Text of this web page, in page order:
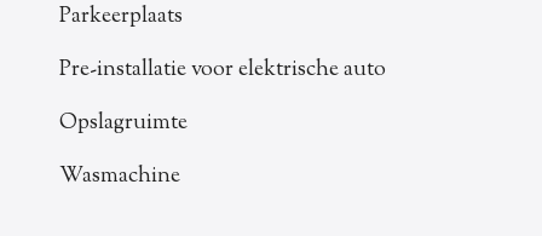
Parkeerplaats
Pre-installatie voor elektrische auto
Opslagruimte
Wasmachine